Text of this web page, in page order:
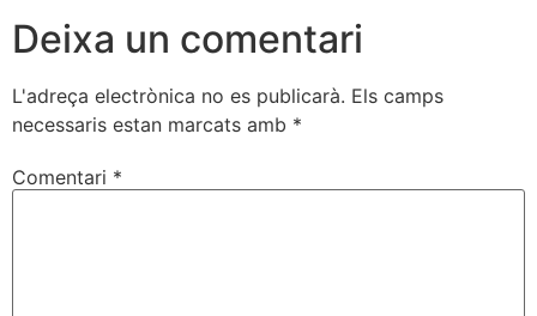
Deixa un comentari
L'adreça electrònica no es publicarà. Els camps
necessaris estan marcats amb *
Comentari *